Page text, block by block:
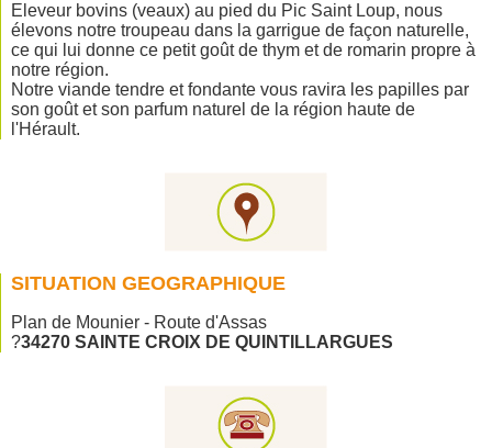
Eleveur bovins (veaux) au pied du Pic Saint Loup, nous
élevons notre troupeau dans la garrigue de façon naturelle,
ce qui lui donne ce petit goût de thym et de romarin propre à
notre région.
Notre viande tendre et fondante vous ravira les papilles par
son goût et son parfum naturel de la région haute de
l'Hérault.
SITUATION GEOGRAPHIQUE
Plan de Mounier - Route d'Assas
?34270 SAINTE CROIX DE QUINTILLARGUES